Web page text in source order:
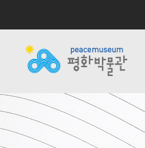
평화박물관
사업안내
소식
자료실
후원안내
관련사이트소개
소개